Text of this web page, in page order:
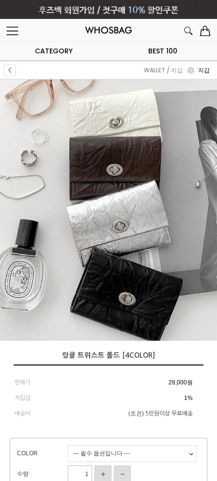
CATEGORY BEST 100
WALLET / 지갑 지갑
링클 트위스트 폴드 [4COLOR]
판매가 28,000원
적립금 1%
배송비 (조건) 5만원이상 무료배송
COLOR
수량